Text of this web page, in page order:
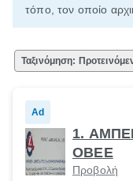
τόπο, τον οποίο
Ταξινόμηση:
Ad
1.
ΟΒΕΕ
Προβολή